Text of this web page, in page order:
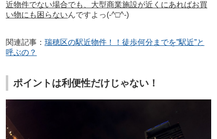
近物件でない場合でも、大型商業施設が近くにあればお買
い物にも困らないんですよっ(-^□^-)
関連記事： 瑞穂区の駅近物件！！徒歩何分までを”駅近”と
呼ぶの？
ポイントは利便性だけじゃない！